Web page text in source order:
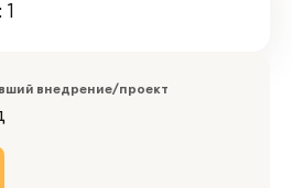
внедрение/проект